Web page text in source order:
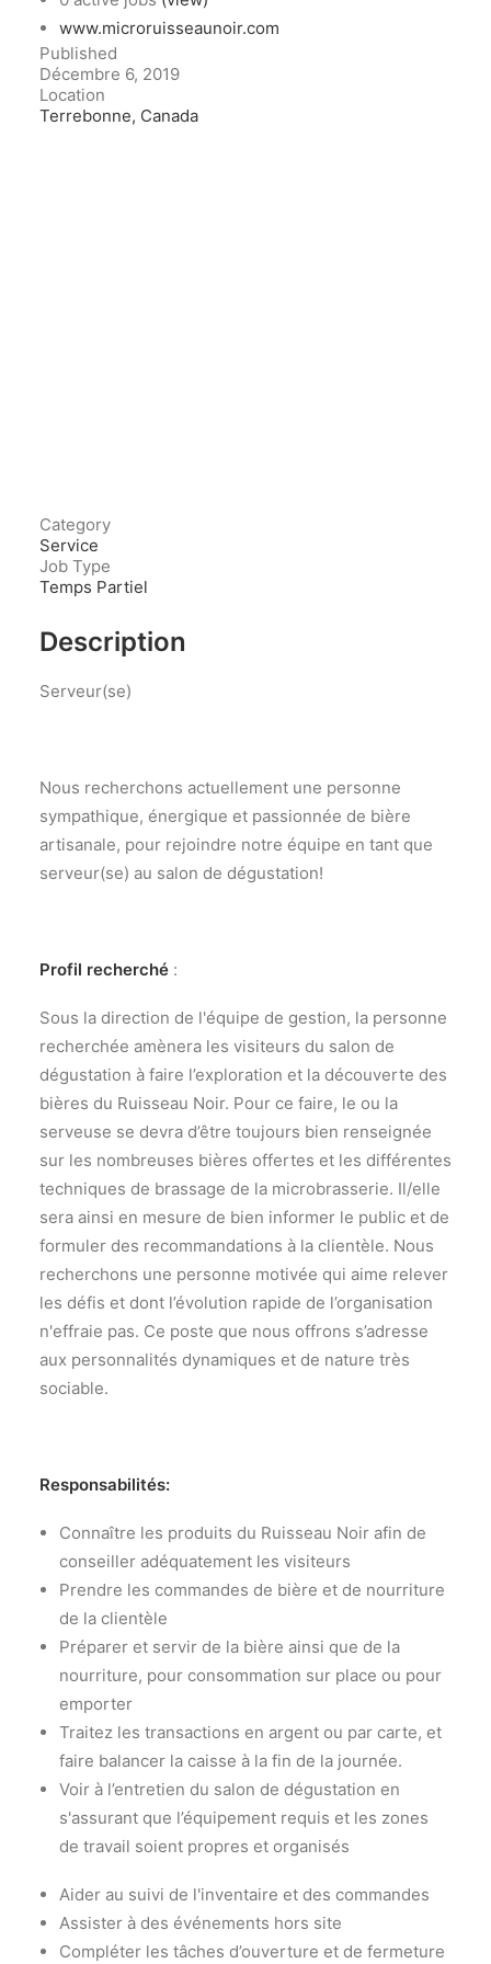
www.microruisseaunoir.com
Published
Décembre 6, 2019
Location
Terrebonne, Canada
Category
Service
Job Type
Temps Partiel
Description
Serveur(se)
Nous recherchons actuellement une personne
sympathique, énergique et passionnée de bière
artisanale, pour rejoindre notre équipe en tant que
serveur(se) au salon de dégustation!
Profil recherché :
Sous la direction de l'équipe de gestion, la personne
recherchée amènera les visiteurs du salon de
dégustation à faire l’exploration et la découverte des
bières du Ruisseau Noir. Pour ce faire, le ou la
serveuse se devra d’être toujours bien renseignée
sur les nombreuses bières offertes et les différentes
techniques de brassage de la microbrasserie. Il/elle
sera ainsi en mesure de bien informer le public et de
formuler des recommandations à la clientèle. Nous
recherchons une personne motivée qui aime relever
les défis et dont l’évolution rapide de l’organisation
n'effraie pas. Ce poste que nous offrons s’adresse
aux personnalités dynamiques et de nature très
sociable.
Responsabilités:
Connaître les produits du Ruisseau Noir afin de
conseiller adéquatement les visiteurs
Prendre les commandes de bière et de nourriture
de la clientèle
Préparer et servir de la bière ainsi que de la
nourriture, pour consommation sur place ou pour
emporter
Traitez les transactions en argent ou par carte, et
faire balancer la caisse à la fin de la journée.
Voir à l’entretien du salon de dégustation en
s'assurant que l’équipement requis et les zones
de travail soient propres et organisés
Aider au suivi de l'inventaire et des commandes
Assister à des événements hors site
Compléter les tâches d’ouverture et de fermeture